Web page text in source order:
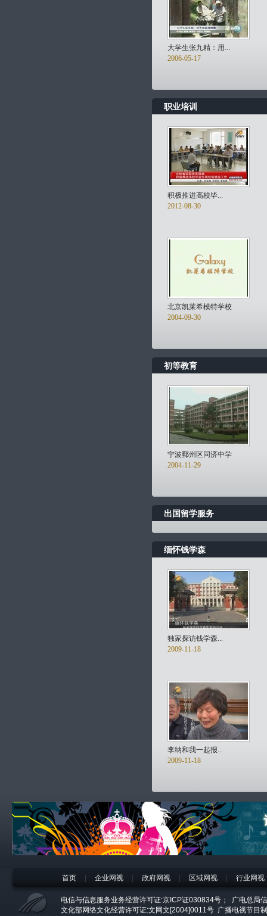
大学生张九精：用...
2006-05-17
职业培训
积极推进高校毕...
2012-08-30
北京凯莱希模特学校
2004-09-30
初等教育
宁波鄞州区同济中学
2004-11-29
出国留学服务
缅怀钱学森
独家探访钱学森...
2009-11-18
李纳和我一起报...
2009-11-18
首页 企业网视 政府网视 区域网视 行业网视
电信与信息服务业务经营许可证:京ICP证030834号；
广电总局
文化部网络文化经营许可证:文网文[2004]0011号 广播电视节目